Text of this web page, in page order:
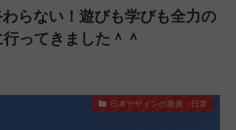
らない！遊びも学びも全力の
ってきました＾＾
日本デザインの裏側・日常